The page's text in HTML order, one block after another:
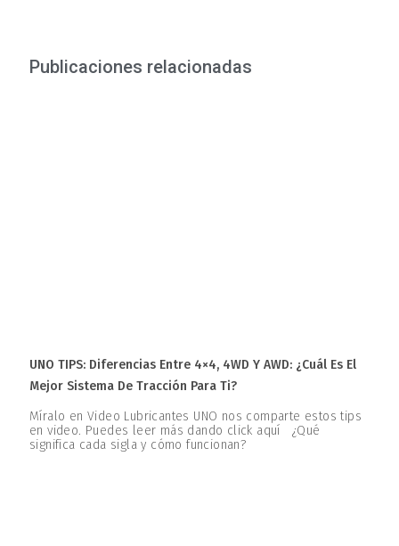
Publicaciones relacionadas
UNO TIPS: Diferencias Entre 4×4, 4WD Y AWD: ¿Cuál Es El
Mejor Sistema De Tracción Para Ti?
Míralo en Video Lubricantes UNO nos comparte estos tips
en video. Puedes leer más dando click aquí ¿Qué
significa cada sigla y cómo funcionan?